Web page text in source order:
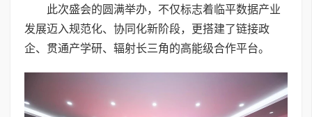
此次盛会的圆满举办，不仅标志着临平数据产业
发展迈入规范化、协同化新阶段，更搭建了链接政
企、贯通产学研、辐射长三角的高能级合作平台。